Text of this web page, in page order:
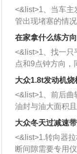
也是为了更好的
<&list>1、当车主
管出现堵塞的情
者是细棍，直接
堵塞情况比较严
施。 <&list>2、
杂物推到排气管
三元催化器拆解
西取出来。但如
的堵塞，就需要
洗剂对堵塞的情
放在燃油箱中，
动时，就可以和
在家拿什么练方
<&list>1、找一只
点和9点钟方向，
方向做一个标记
一圈半的练习，
圈数。 <&list>3
习，这样就可以
驾驶车辆时，不
向。
大众1.8t发动机烧
<&list>1、前后曲
油封与油大面积
和发动机内持续
逐渐减弱，导致
活塞间隙过大：
大众冬天过减速
<&list>1.转向器
断间隙需要专用